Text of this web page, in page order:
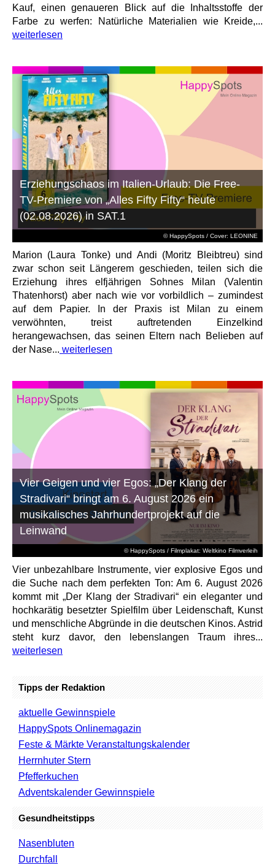
Kauf, einen genaueren Blick auf die Inhaltsstoffe der
Farbe zu werfen: Natürliche Materialien wie Kreide,...
weiterlesen
© HappySpots / Cover: LEONINE
Erziehungschaos im Italien-Urlaub: Die Free-
TV-Premiere von „Alles Fifty Fifty“ heute
(02.08.2026) in SAT.1
Marion (Laura Tonke) und Andi (Moritz Bleibtreu) sind
zwar schon seit Längerem geschieden, teilen sich die
Erziehung ihres elfjährigen Sohnes Milan (Valentin
Thatenhorst) aber nach wie vor vorbildlich – zumindest
auf dem Papier. In der Praxis ist Milan zu einem
verwöhnten, treist auftretenden Einzelkind
herangewachsen, das seinen Eltern nach Belieben auf
der Nase... weiterlesen
© HappySpots / Filmplakat: Weltkino Filmverleih
Vier Geigen und vier Egos: „Der Klang der
Stradivari“ bringt am 6. August 2026 ein
musikalisches Jahrhundertprojekt auf die
Leinwand
Vier unbezahlbare Instrumente, vier explosive Egos und
die Suche nach dem perfekten Ton: Am 6. August 2026
kommt mit „Der Klang der Stradivari“ ein eleganter und
hochkarätig besetzter Spielfilm über Leidenschaft, Kunst
und menschliche Abgründe in die deutschen Kinos. Astrid
steht kurz davor, den lebenslangen Traum ihres...
weiterlesen
Tipps der Redaktion
aktuelle Gewinnspiele
HappySpots Onlinemagazin
Feste & Märkte Veranstaltungskalender
Herrnhuter Stern
Pfefferkuchen
Adventskalender Gewinnspiele
Gesundheitstipps
Nasenbluten
Durchfall